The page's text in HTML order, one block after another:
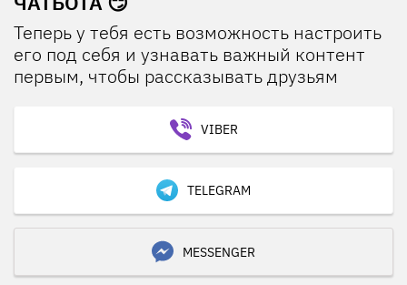
Теперь у тебя есть возможность настроить
его под себя и узнавать важный контент
первым, чтобы рассказывать друзьям
VIBER
TELEGRAM
MESSENGER